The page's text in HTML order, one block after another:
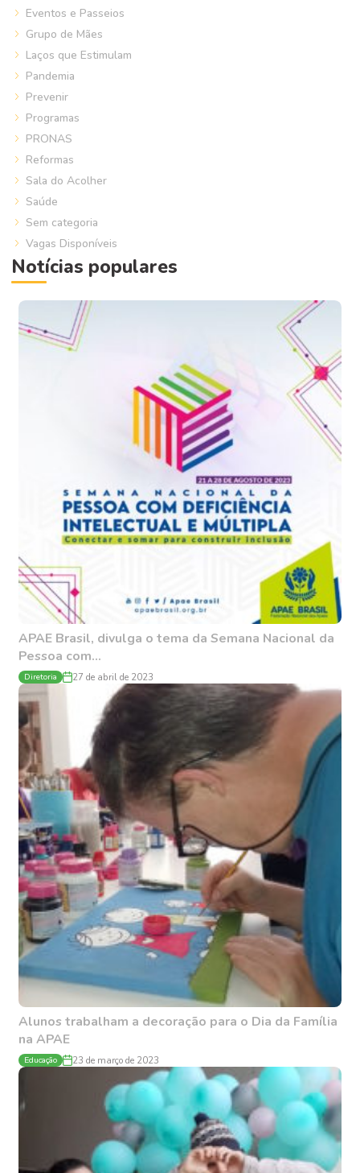
Eventos e Passeios
Grupo de Mães
Laços que Estimulam
Pandemia
Prevenir
Programas
PRONAS
Reformas
Sala do Acolher
Saúde
Sem categoria
Vagas Disponíveis
Notícias populares
APAE Brasil, divulga o tema da Semana Nacional da
Pessoa com...
Diretoria 27 de abril de 2023
Alunos trabalham a decoração para o Dia da Família
na APAE
Educação 23 de março de 2023